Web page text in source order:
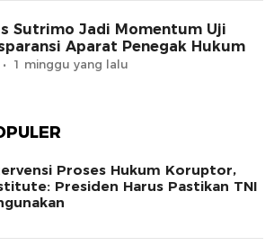
Sutrimo Jadi Momentum Uji
Aparat Penegak Hukum
1 minggu yang lalu
Proses Hukum Koruptor,
Presiden Harus Pastikan TNI